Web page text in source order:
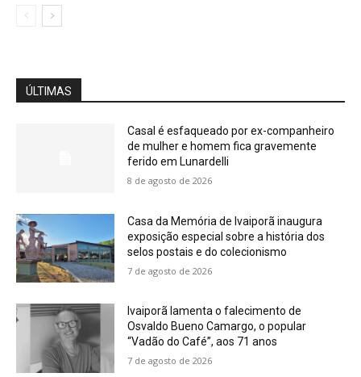
ÚLTIMAS
Casal é esfaqueado por ex-companheiro
de mulher e homem fica gravemente
ferido em Lunardelli
8 de agosto de 2026
Casa da Memória de Ivaiporã inaugura
exposição especial sobre a história dos
selos postais e do colecionismo
7 de agosto de 2026
Ivaiporã lamenta o falecimento de
Osvaldo Bueno Camargo, o popular
“Vadão do Café”, aos 71 anos
7 de agosto de 2026